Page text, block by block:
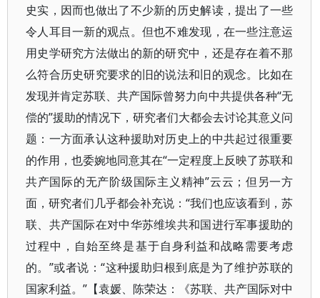
史实，因而也做出了不少新的历史解读，提出了一些
令人耳目一新的观点。但也不难发现，在一些注意运
用史学研究方法做出的新的研究中，还是存在着不那
么符合历史研究要求的旧的说法和旧的观念。比如在
发现并肯定苏联、共产国际曾努力向中共提供各种“无
偿的”援助的情况下，研究者们大都会去讨论其意义问
题：一方面承认这种援助对历史上的中共起过很重要
的作用，也委婉地同意其在“一定程度上反映了苏联和
共产国际的无产阶级国际主义精神”云云；但另一方
面，研究者们几乎都会补充说：“我们也应该看到，苏
联、共产国际在对中华苏维埃共和国进行军事援助的
过程中，自始至终是基于自身利益和战略需要考虑
的。”或者说：“这种援助归根到底是为了维护苏联的
国家利益。”【袁媛、陈荣达：《苏联、共产国际对中